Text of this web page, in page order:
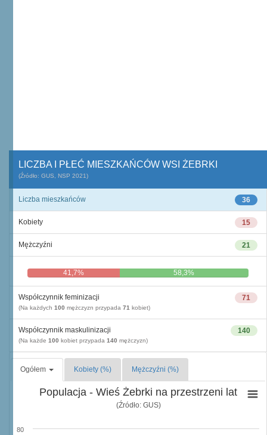
LICZBA I PŁEĆ MIESZKAŃCÓW WSI ŻEBRKI
(Źródło: GUS, NSP 2021)
36
Liczba mieszkańców
15
Kobiety
21
Mężczyźni
41,7% 58,3%
71
Współczynnik feminizacji
(Na każdych 100 mężczyzn przypada 71 kobiet)
140
Współczynnik maskulinizacji
(Na każde 100 kobiet przypada 140 mężczyzn)
Ogółem Kobiety (%) Mężczyźni (%)
Populacja - Wieś Żebrki na przestrzeni lat
(Źródło: GUS)
80